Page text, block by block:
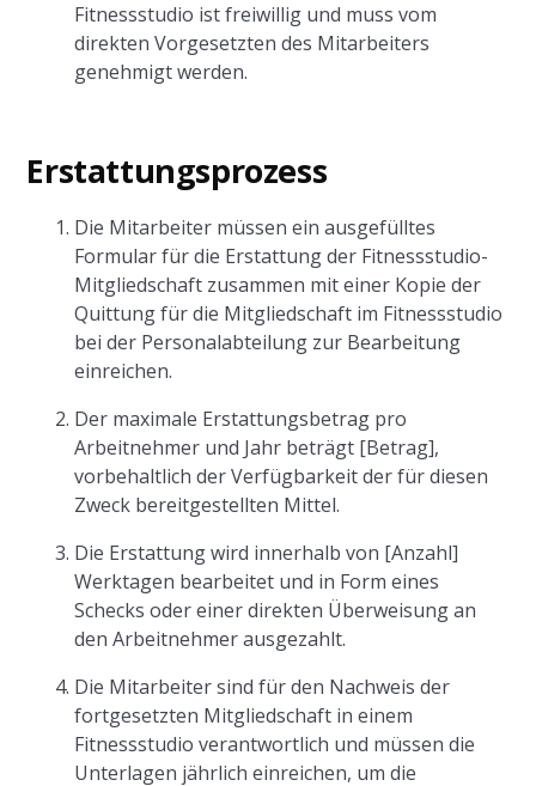
Fitnessstudio ist freiwillig und muss vom
direkten Vorgesetzten des Mitarbeiters
genehmigt werden.
Erstattungsprozess
Die Mitarbeiter müssen ein ausgefülltes
Formular für die Erstattung der Fitnessstudio-
Mitgliedschaft zusammen mit einer Kopie der
Quittung für die Mitgliedschaft im Fitnessstudio
bei der Personalabteilung zur Bearbeitung
einreichen.
Der maximale Erstattungsbetrag pro
Arbeitnehmer und Jahr beträgt [Betrag],
vorbehaltlich der Verfügbarkeit der für diesen
Zweck bereitgestellten Mittel.
Die Erstattung wird innerhalb von [Anzahl]
Werktagen bearbeitet und in Form eines
Schecks oder einer direkten Überweisung an
den Arbeitnehmer ausgezahlt.
Die Mitarbeiter sind für den Nachweis der
fortgesetzten Mitgliedschaft in einem
Fitnessstudio verantwortlich und müssen die
Unterlagen jährlich einreichen, um die